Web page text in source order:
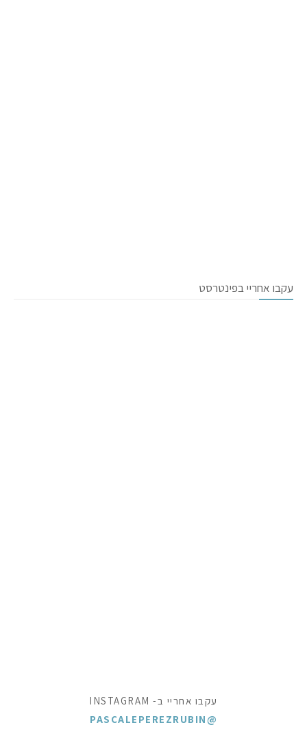
עקבו אחריי בפינטרסט
עקבו אחריי ב- INSTAGRAM
@PASCALEPEREZRUBIN